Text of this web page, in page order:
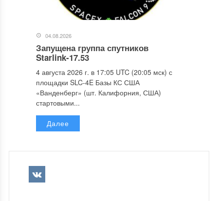
04.08.2026
Запущена группа спутников
Starlink-17.53
4 августа 2026 г. в 17:05 UTC (20:05 мск) с
площадки SLC-4E Базы КС США
«Ванденберг» (шт. Калифорния, США)
стартовыми...
Далее